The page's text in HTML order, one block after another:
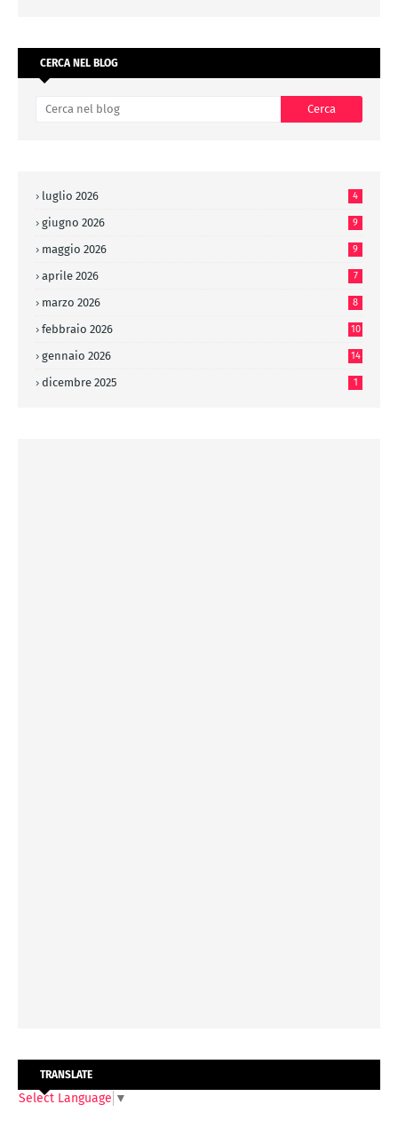
CERCA NEL BLOG
luglio 2026 4
giugno 2026 9
maggio 2026 9
aprile 2026 7
marzo 2026 8
febbraio 2026 10
gennaio 2026 14
dicembre 2025 1
TRANSLATE
Select Language ▼